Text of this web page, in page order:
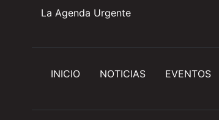
La Agenda Urgente
INICIO NOTICIAS EVENTOS